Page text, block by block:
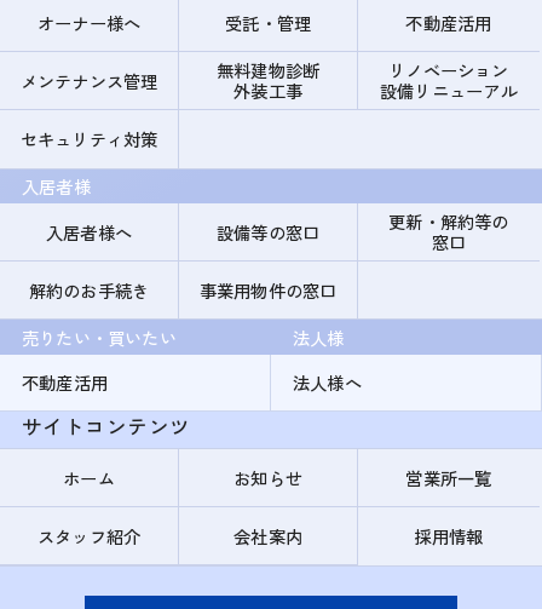
オーナー様へ
受託・管理 不動産活用
メンテナンス管理
無料建物診断
外装工事
リノベーション
設備リニューアル
セキュリティ対策
入居者様
入居者様へ
設備等の窓口
更新・解約等の
窓口
解約のお手続き
事業用物件の窓口
売りたい・買いたい
不動産活用
法人様
法人様へ
サイトコンテンツ
ホーム お知らせ 営業所一覧
スタッフ紹介 会社案内 採用情報